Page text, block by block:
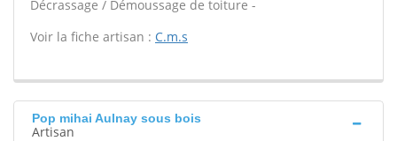
Décrassage / Démoussage de toiture -
Voir la fiche artisan : C.m.s
Pop mihai Aulnay sous bois
Artisan